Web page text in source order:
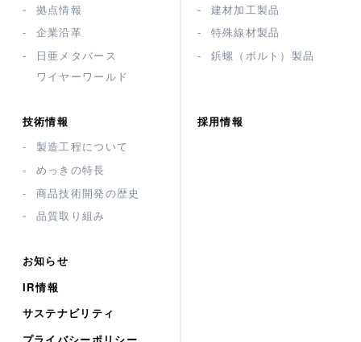
拠点情報
企業沿革
日亜メタバース
ワイヤーワールド
建材加工製品
特殊線材製品
鋲螺（ボルト）製品
技術情報
製造工程について
めっきの特長
商品技術開発の歴史
品質取り組み
採用情報
お知らせ
IR情報
サステナビリティ